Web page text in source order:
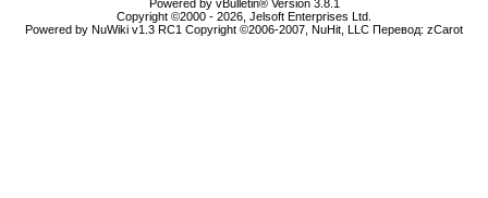
Powered by vBulletin® Version 3.8.1
Copyright ©2000 - 2026, Jelsoft Enterprises Ltd.
Powered by NuWiki v1.3 RC1 Copyright ©2006-2007, NuHit, LLC Перевод: zCarot